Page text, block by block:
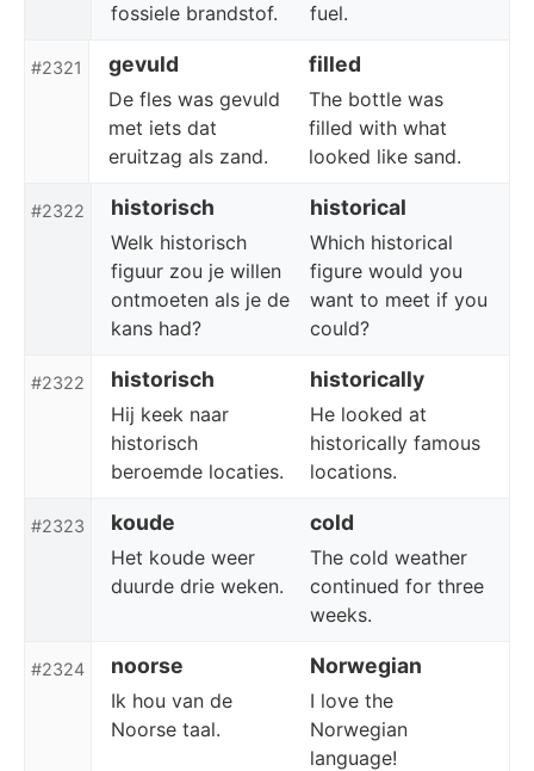
fossiele brandstof.
fuel.
#2321 gevuld filled
De fles was gevuld
met iets dat
eruitzag als zand.
The bottle was
filled with what
looked like sand.
#2322 historisch historical
Welk historisch
figuur zou je willen
ontmoeten als je de
kans had?
Which historical
figure would you
want to meet if you
could?
#2322 historisch historically
Hij keek naar
historisch
beroemde locaties.
He looked at
historically famous
locations.
#2323 koude cold
Het koude weer
duurde drie weken.
The cold weather
continued for three
weeks.
#2324 noorse Norwegian
Ik hou van de
Noorse taal.
I love the
Norwegian
language!